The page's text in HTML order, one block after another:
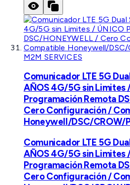
M2M SERVICES
Comunicador LTE 5G
AÑOS 4G/5G sin Limites
Programación Remota
Cero Configuración /
Honeywell/DSC/CROW/
Comunicador LTE 5G
AÑOS 4G/5G sin Limites
Programación Remota
Cero Configuración /